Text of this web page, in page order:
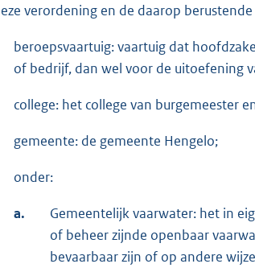
verordening en de daarop
beroepsvaartuig: vaartuig dat
of bedrijf, dan wel voor de uitoefening
college: het college van burgemeester
gemeente: de gemeente Hengelo;
onder:
a.
Gemeentelijk vaarwater: het in
of beheer zijnde openbaar
bevaarbaar zijn of op andere